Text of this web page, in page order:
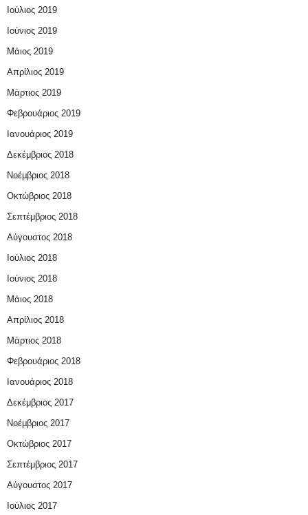
Ιούλιος 2019
Ιούνιος 2019
Μάιος 2019
Απρίλιος 2019
Μάρτιος 2019
Φεβρουάριος 2019
Ιανουάριος 2019
Δεκέμβριος 2018
Νοέμβριος 2018
Οκτώβριος 2018
Σεπτέμβριος 2018
Αύγουστος 2018
Ιούλιος 2018
Ιούνιος 2018
Μάιος 2018
Απρίλιος 2018
Μάρτιος 2018
Φεβρουάριος 2018
Ιανουάριος 2018
Δεκέμβριος 2017
Νοέμβριος 2017
Οκτώβριος 2017
Σεπτέμβριος 2017
Αύγουστος 2017
Ιούλιος 2017